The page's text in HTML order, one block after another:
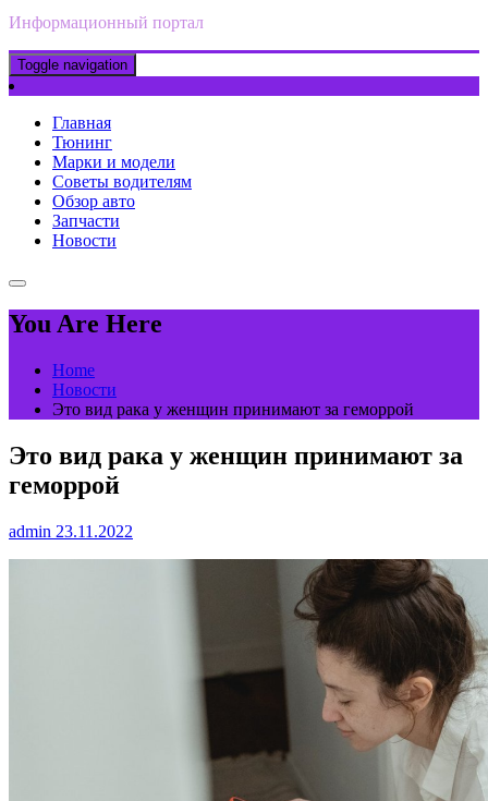
Информационный портал
Toggle navigation
Главная
Тюнинг
Марки и модели
Советы водителям
Обзор авто
Запчасти
Новости
You Are Here
Home
Новости
Это вид рака у женщин принимают за геморрой
Это вид рака у женщин принимают за
геморрой
admin 23.11.2022